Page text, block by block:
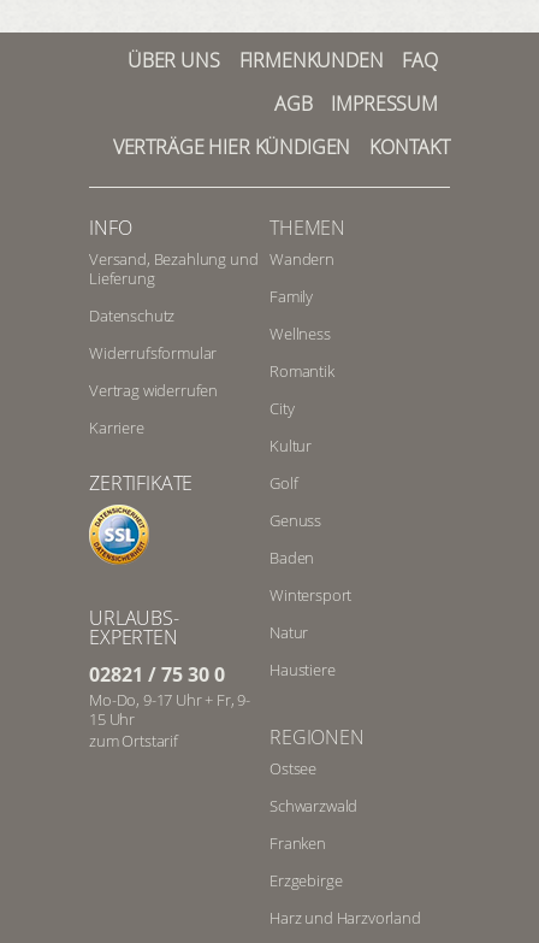
ÜBER UNS FIRMENKUNDEN
FAQ
AGB
IMPRESSUM
VERTRÄGE HIER KÜNDIGEN
KONTAKT
INFO
Versand, Bezahlung und
Lieferung
Datenschutz
Widerrufsformular
Vertrag widerrufen
Karriere
ZERTIFIKATE
URLAUBS-
EXPERTEN
02821 / 75 30 0
Mo-Do, 9-17 Uhr + Fr, 9-
15 Uhr
zum Ortstarif
THEMEN
Wandern
Family
Wellness
Romantik
City
Kultur
Golf
Genuss
Baden
Wintersport
Natur
Haustiere
REGIONEN
Ostsee
Schwarzwald
Franken
Erzgebirge
Harz und Harzvorland